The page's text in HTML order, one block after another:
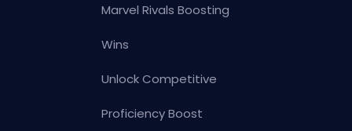
Marvel Rivals Boosting
Wins
Unlock Competitive
Proficiency Boost